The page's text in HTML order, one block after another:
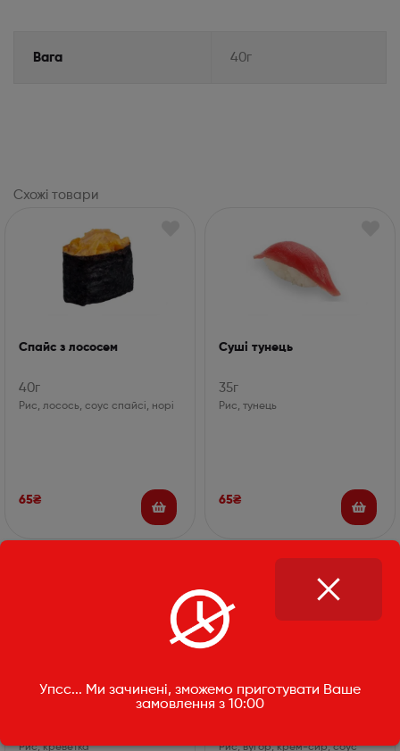
Вага 40г
Схожі товари
Спайс з лососем
40г
Рис, лосось, соус спайсі, норі
65₴
Суші тунець
35г
Рис, тунець
65₴
Суші креветка
Рис, креветка
Спайс філа вугор
Рис, вугор, крем-сир, соус
Упсс... Ми зачинені, зможемо приготувати Ваше
замовлення з 10:00